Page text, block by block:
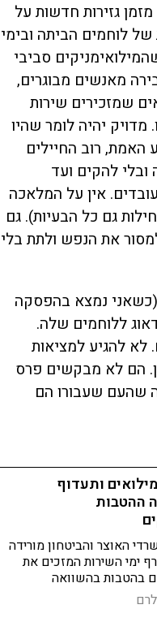
גזירות חדשות על
של לוחמים הביתה ובימי
סביבי
מאנשים מבוגרים,
שמזכירים שירות
יהיה לומר שהיו
האמת, רוב החיילים
ובלי להקים ועד
אין על המלאכה
גם כל הבעיות). גם
את הנפש ולתת בלי
נמצא בהפסקה
ללוחמים שלה.
לא להגיע למציאות
הם לא מבקשים פרס
שהעם שעבורו הם
ותעדוף
ההטבות
האוצר והביטחון מורידה
ימי השירות המזכים את
בהטבות בהשוואה
והיא כוללת תעדוף עמוק